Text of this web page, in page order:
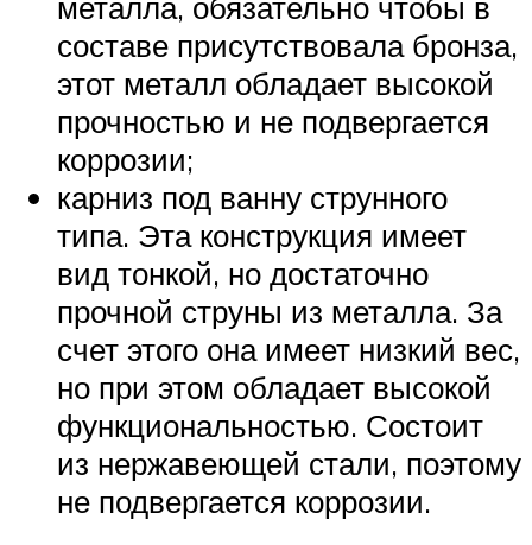
металла, обязательно чтобы в
составе присутствовала бронза,
этот металл обладает высокой
прочностью и не подвергается
коррозии;
карниз под ванну струнного
типа. Эта конструкция имеет
вид тонкой, но достаточно
прочной струны из металла. За
счет этого она имеет низкий вес,
но при этом обладает высокой
функциональностью. Состоит
из нержавеющей стали, поэтому
не подвергается коррозии.